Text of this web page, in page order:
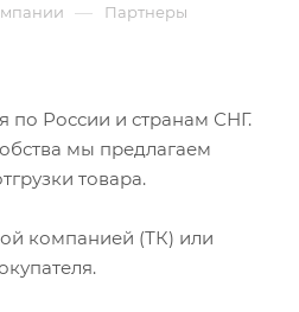
— Партнеры
по России и странам СНГ.
мы предлагаем
товара.
компанией (ТК) или